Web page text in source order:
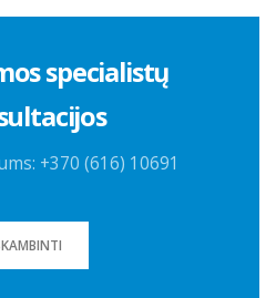
specialistų
+370 (616) 10691